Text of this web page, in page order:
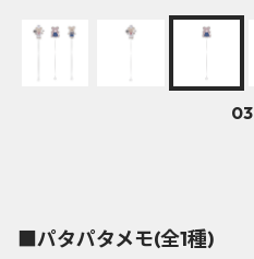
03
■パタパタメモ(全1種)